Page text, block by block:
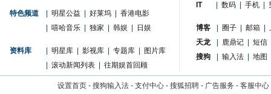
特色频道 明星公益 好莱坞
香港电影
嘻哈音乐 独家 韩娱 日娱
资料库 明星库 影视库 专题库
图片库
滚动新闻列表 往期娱首回顾
IT
数码 手机
博客 圈子 邮箱
天龙
鹿鼎记
短信
搜狗
输入法 地图
设置首页 - 搜狗输入法 - 支付中心 - 搜狐招聘 - 广告服务 - 客服中心